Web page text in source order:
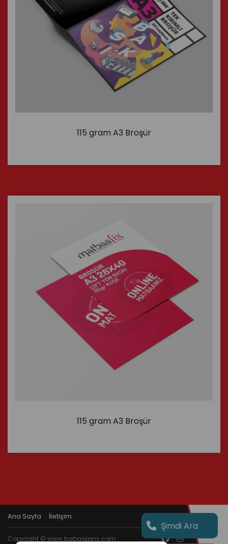
115 gram A3 Broşür
115 gram A3 Broşür
Ana Sayfa İletişim
Copyright © www.babaajans.com
Şimdi Ara